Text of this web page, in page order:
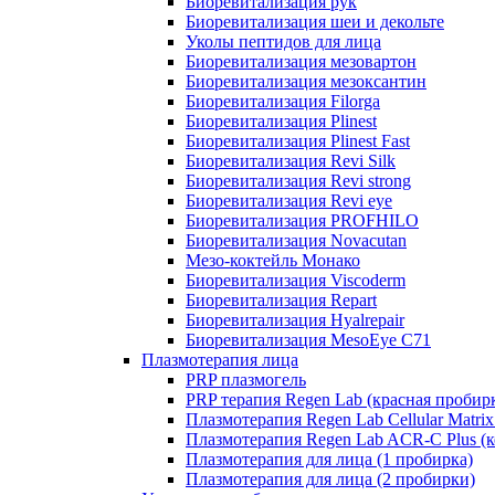
Биоревитализация шеи и декольте
Уколы пептидов для лица
Биоревитализация мезовартон
Биоревитализация мезоксантин
Биоревитализация Filorga
Биоревитализация Plinest
Биоревитализация Plinest Fast
Биоревитализация Revi Silk
Биоревитализация Revi strong
Биоревитализация Revi eye
Биоревитализация PROFHILO
Биоревитализация Novacutan
Мезо-коктейль Монако
Биоревитализация Viscoderm
Биоревитализация Repart
Биоревитализация Hyalrepair
Биоревитализация MesoEye C71
Плазмотерапия лица
PRP плазмогель
PRP терапия Regen Lab (красная
Плазмотерапия Regen Lab Cellular
Плазмотерапия Regen Lab ACR-C Plus
Плазмотерапия для лица (1 пробирка)
Плазмотерапия для лица (2 пробирки)